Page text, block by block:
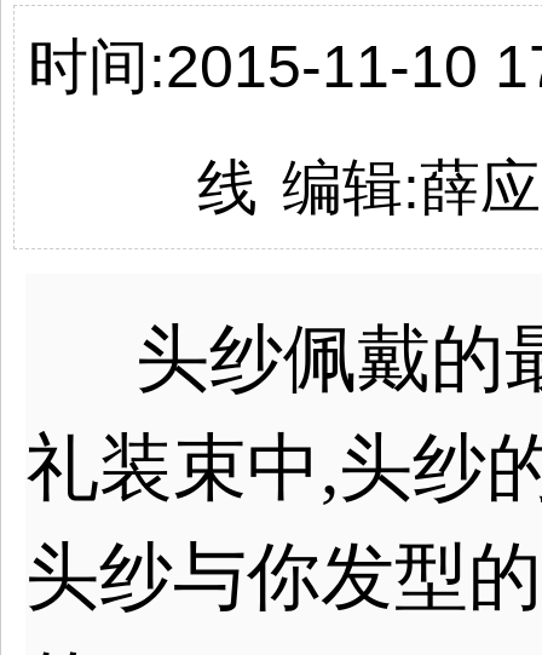
时间:2015-11-10
线 编辑:薛
头纱佩戴的
礼装束中,头纱
头纱与你发型